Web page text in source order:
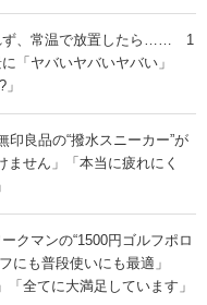
ず、常温で放置したら…… 1
「ヤバいヤバいヤバい」
良品の“撥水スニーカー”が
せん」「本当に疲れにく
クマンの“1500円ゴルフポロ
にも普段使いにも最適」
「全てに大満足しています」